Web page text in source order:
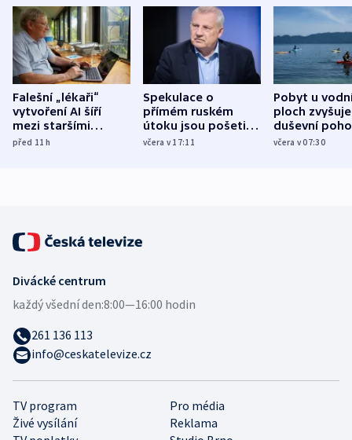
Falešní „lékaři“
vytvoření AI šíří
mezi staršími
Poláky nebezpečné
před 11h
Spekulace o
přímém ruském
útoku jsou pošetilé,
míní estonský
včera v 17:11
Pobyt u
ploch zvyšuje
duševní
ukázala
včera v 07:30
TV program
Pro média
Živé vysílání
Reklama
Divácké centrum
každý všední den:8:00—16:00 hodin
261 136 113
info@ceskatelevize.cz